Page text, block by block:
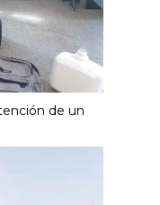
de un